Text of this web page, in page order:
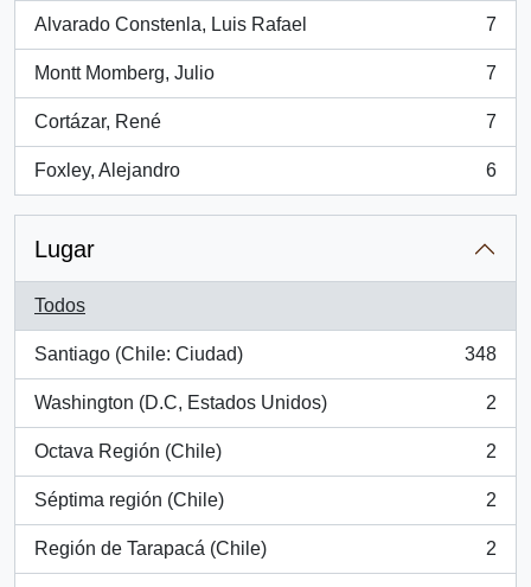
Alvarado Constenla, Luis Rafael
, 7 resultados
7
Montt Momberg, Julio
, 7 resultados
7
Cortázar, René
, 7 resultados
7
Foxley, Alejandro
, 6 resultados
6
Lugar
Todos
Santiago (Chile: Ciudad)
, 348 resultados
348
Washington (D.C, Estados Unidos)
, 2 resultados
2
Octava Región (Chile)
, 2 resultados
2
Séptima región (Chile)
, 2 resultados
2
Región de Tarapacá (Chile)
, 2 resultados
2